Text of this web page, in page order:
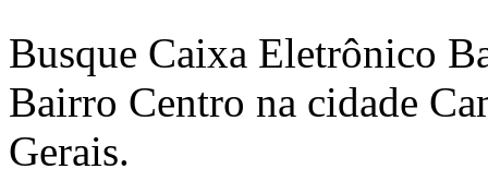
Busque Caixa Eletrônico
Bairro Centro na cidade
Gerais.